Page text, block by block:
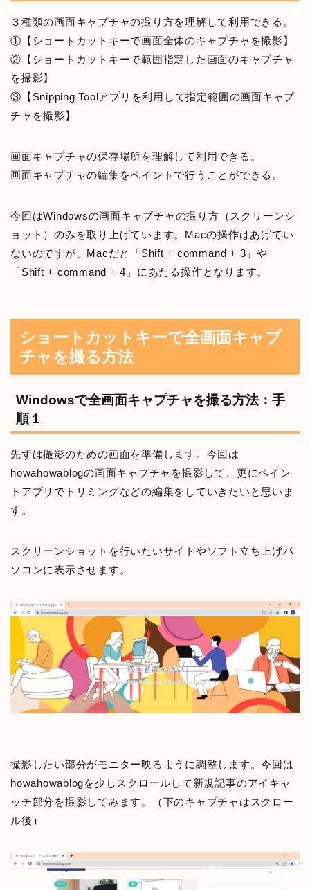
３種類の画面キャプチャの撮り方を理解して利用できる。
①【ショートカットキーで画面全体のキャプチャを撮影】
②【ショートカットキーで範囲指定した画面のキャプチャ
を撮影】
③【Snipping Toolアプリを利用して指定範囲の画面キャプ
チャを撮影】
画面キャプチャの保存場所を理解して利用できる。
画面キャプチャの編集をペイントで行うことができる。
今回はWindowsの画面キャプチャの撮り方（スクリーンシ
ョット）のみを取り上げています。Macの操作はあげてい
ないのですが、Macだと「Shift + command + 3」や
「Shift + command + 4」にあたる操作となります。
ショートカットキーで全画面キャプ
チャを撮る方法
Windowsで全画面キャプチャを撮る方法：手
順１
先ずは撮影のための画面を準備します。今回は
howahowablogの画面キャプチャを撮影して、更にペイン
トアプリでトリミングなどの編集をしていきたいと思いま
す。
スクリーンショットを行いたいサイトやソフト立ち上げパ
ソコンに表示させます。
撮影したい部分がモニター映るように調整します。今回は
howahowablogを少しスクロールして新規記事のアイキャ
ッチ部分を撮影してみます。（下のキャプチャはスクロー
ル後）